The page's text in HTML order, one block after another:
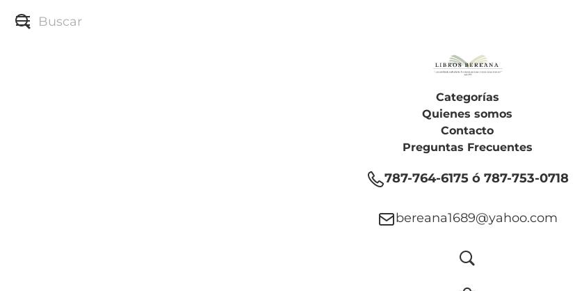
Categorías
Quienes somos
Contacto
Preguntas Frecuentes
787-764-6175 ó 787-753-0718
bereana1689@yahoo.com